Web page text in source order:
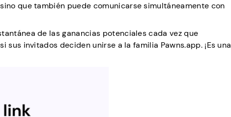
que también puede comunicarse simultáneamente con
de las ganancias potenciales cada vez que
invitados deciden unirse a la familia Pawns.app. ¡Es una